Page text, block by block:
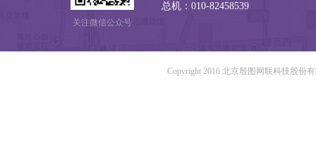
关注微信公众号
总机：010-82458539
Copyright 2016 北京殷图网联科技股份